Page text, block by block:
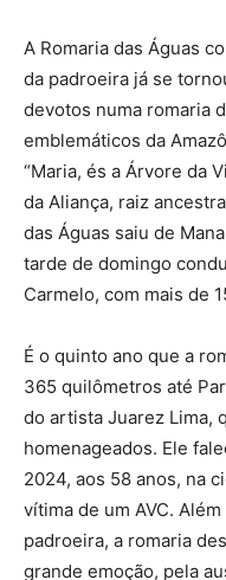
A Romaria das Águas
da padroeira já se
devotos numa romaria
emblemáticos da
“Maria, és a Árvore da
da Aliança, raiz
das Águas saiu de
tarde de domingo
Carmelo, com mais de
É o quinto ano que a
365 quilômetros até
do artista Juarez Lima,
homenageados. Ele
2024, aos 58 anos, na
vítima de um AVC.
padroeira, a romaria
grande emoção, pela